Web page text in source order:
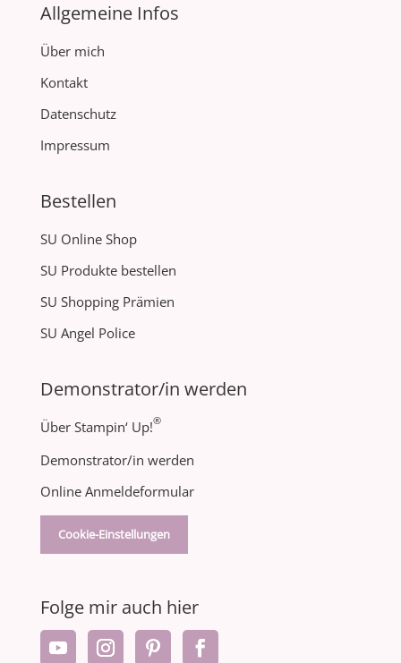
Allgemeine Infos
Über mich
Kontakt
Datenschutz
Impressum
Bestellen
SU Online Shop
SU Produkte bestellen
SU Shopping Prämien
SU Angel Police
Demonstrator/in werden
Über Stampin‘ Up!®
Demonstrator/in werden
Online Anmeldeformular
Cookie-Einstellungen
Folge mir auch hier